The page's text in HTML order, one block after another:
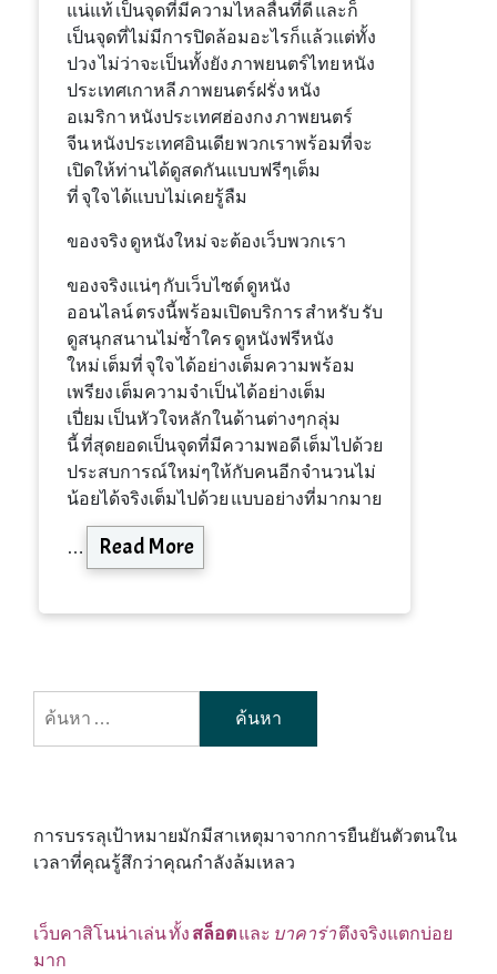
แน่แท้ เป็นจุดที่มีความไหลลื่นที่ดีและก็
เป็นจุดที่ไม่มีการปิดล้อมอะไรก็แล้วแต่ทั้ง
ปวงไม่ว่าจะเป็นทั้งยังภาพยนตร์ไทยหนัง
ประเทศเกาหลีภาพยนตร์ฝรั่งหนัง
อเมริกาหนังประเทศฮ่องกงภาพยนตร์
จีนหนังประเทศอินเดียพวกเราพร้อมที่จะ
เปิดให้ท่านได้ดูสดกันแบบฟรีๆเต็ม
ที่ จุใจได้แบบไม่เคยรู้ลืม
ของจริง ดูหนังใหม่ จะต้องเว็บพวกเรา
ของจริงแน่ๆ กับเว็บไซต์ดูหนัง
ออนไลน์ตรงนี้พร้อมเปิดบริการ สำหรับ รับ
ดูสนุกสนานไม่ซ้ำใคร ดูหนังฟรีหนัง
ใหม่ เต็มที่ จุใจได้อย่างเต็มความพร้อม
เพรียง เต็มความจำเป็นได้อย่างเต็ม
เปี่ยม เป็นหัวใจหลักในด้านต่างๆกลุ่ม
นี้ที่สุดยอดเป็นจุดที่มีความพอดีเต็มไปด้วย
ประสบการณ์ใหม่ๆให้กับคนอีกจำนวนไม่
น้อยได้จริงเต็มไปด้วย แบบอย่างที่มากมาย
… Read More
ค้นหา
สำหรับ:
การบรรลุเป้าหมายมักมีสาเหตุมาจากการยืนยันตัวตนใน
เวลาที่คุณรู้สึกว่าคุณกำลังล้มเหลว
เว็บคาสิโนน่าเล่น ทั้ง สล็อตและ บาคาร่าตึงจริงแตกบ่อย
มาก